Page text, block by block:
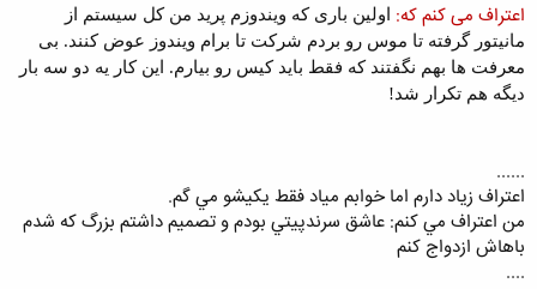
اعتراف می کنم که: اولین باری که ویندوزم پرید من کل سیستم از
مانیتور گرفته تا موس رو بردم شرکت تا برام ویندوز عوض کنند. بی
معرفت ها بهم نگفتند که فقط باید کیس رو بیارم. این کار یه دو سه بار
دیگه هم تکرار شد!
......
اعتراف زياد دارم اما خوابم مياد فقط يكيشو مي گم.
من اعتراف مي كنم: عاشق سرندپيتي بودم و تصميم داشتم بزرگ كه شدم
باهاش ازدواج كنم
....